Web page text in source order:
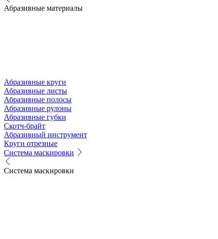
Абразивные материалы
Абразивные круги
Абразивные листы
Абразивные полосы
Абразивные рулоны
Абразивные губки
Скотч-брайт
Абразивный инструмент
Круги отрезные
Система маскировки
Система маскировки